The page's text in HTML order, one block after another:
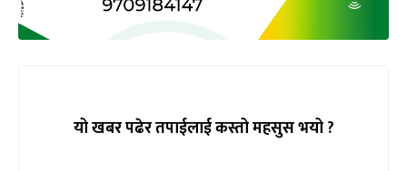
यो खबर पढेर तपाईलाई कस्तो महसुस भयो ?